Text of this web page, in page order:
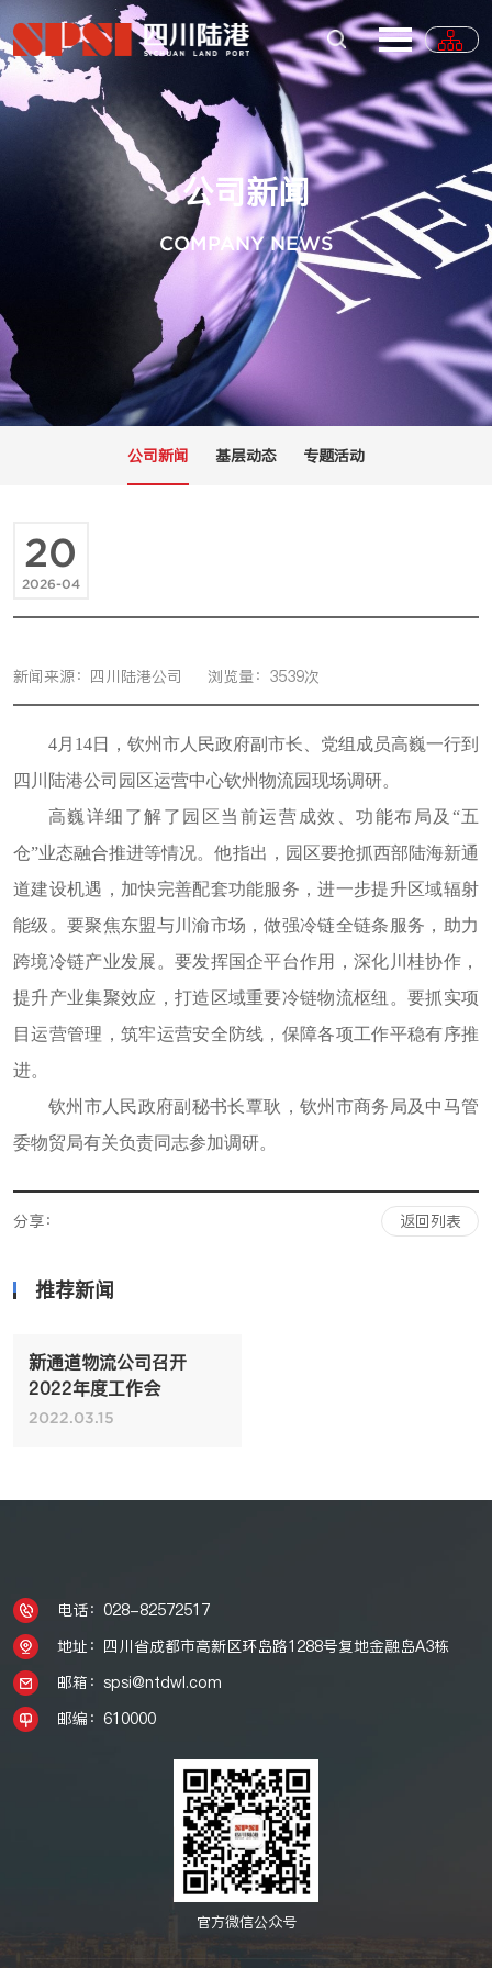
公司新闻
COMPANY NEWS
公司新闻 基层动态 专题活动
20
2026-04
新闻来源：四川陆港公司 浏览量：3539次
4月14日，钦州市人民政府副市长、党组成员高巍一行到
四川陆港公司园区运营中心钦州物流园现场调研。
高巍详细了解了园区当前运营成效、功能布局及“五
仓”业态融合推进等情况。他指出，园区要抢抓西部陆海新通
道建设机遇，加快完善配套功能服务，进一步提升区域辐射
能级。要聚焦东盟与川渝市场，做强冷链全链条服务，助力
跨境冷链产业发展。要发挥国企平台作用，深化川桂协作，
提升产业集聚效应，打造区域重要冷链物流枢纽。要抓实项
目运营管理，筑牢运营安全防线，保障各项工作平稳有序推
进。
钦州市人民政府副秘书长覃耿，钦州市商务局及中马管
委物贸局有关负责同志参加调研。
分享： 返回列表
推荐新闻
新通道物流公司召开
2022年度工作会
2022.03.15
电话：028-82572517
地址：四川省成都市高新区环岛路1288号复地金融岛A3栋
邮箱：spsi@ntdwl.com
邮编：610000
官方微信公众号